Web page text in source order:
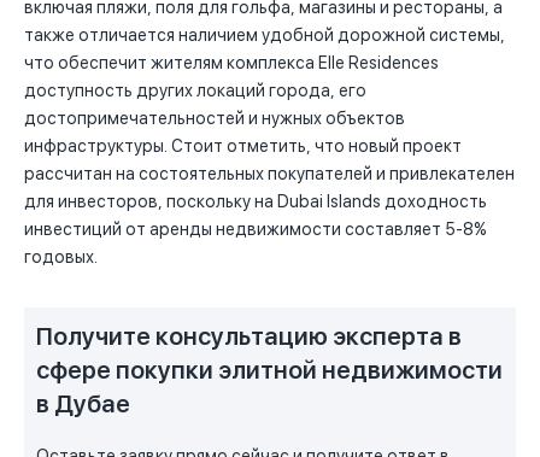
включая пляжи, поля для гольфа, магазины и рестораны, а
также отличается наличием удобной дорожной системы,
что обеспечит жителям комплекса Elle Residences
доступность других локаций города, его
достопримечательностей и нужных объектов
инфраструктуры. Стоит отметить, что новый проект
рассчитан на состоятельных покупателей и привлекателен
для инвесторов, поскольку на Dubai Islands доходность
инвестиций от аренды недвижимости составляет 5-8%
годовых.
Получите консультацию эксперта в
сфере покупки элитной недвижимости
в Дубае